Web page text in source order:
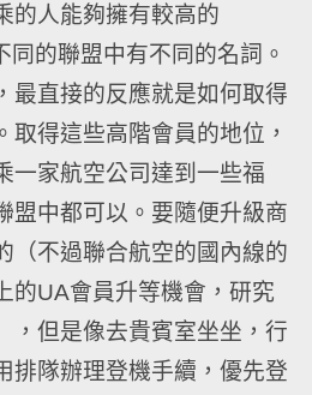
的人能夠擁有較高的
同的聯盟中有不同的名詞。
最直接的反應就是如何取得
取得這些高階會員的地位，
一家航空公司達到一些福
盟中都可以。要隨便升級商
（不過聯合航空的國內線的
的UA會員升等機會，研究
，但是像去貴賓室坐坐，行
排隊辦理登機手續，優先登